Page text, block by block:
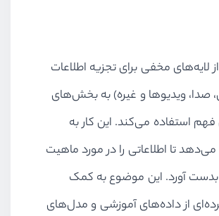
مخفی برای تجزیه اطلاعات
صدا، ویدیوها و غیره) به بخش‌های
استفاده می‌کند. این کار به
می‌دهد تا اطلاعاتی را در مورد ماهیت
آورد. این موضوع به کمک
از داده‌های آموزشی و مدل‌های